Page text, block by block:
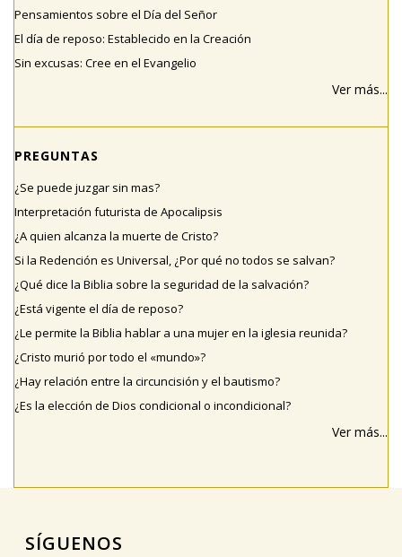
Pensamientos sobre el Día del Señor
El día de reposo: Establecido en la Creación
Sin excusas: Cree en el Evangelio
Ver más...
PREGUNTAS
¿Se puede juzgar sin mas?
Interpretación futurista de Apocalipsis
¿A quien alcanza la muerte de Cristo?
Si la Redención es Universal, ¿Por qué no todos se salvan?
¿Qué dice la Biblia sobre la seguridad de la salvación?
¿Está vigente el día de reposo?
¿Le permite la Biblia hablar a una mujer en la iglesia reunida?
¿Cristo murió por todo el «mundo»?
¿Hay relación entre la circuncisión y el bautismo?
¿Es la elección de Dios condicional o incondicional?
Ver más...
SÍGUENOS